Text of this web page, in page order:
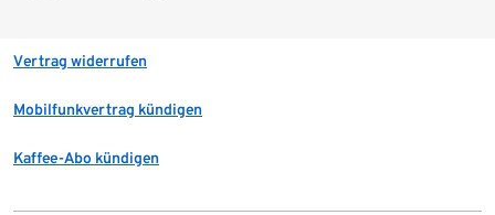
Vertrag widerrufen
Mobilfunkvertrag kündigen
Kaffee-Abo kündigen